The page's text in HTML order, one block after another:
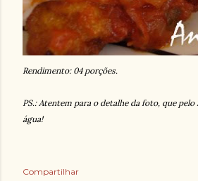
Rendimento: 04 porções.
PS.: Atentem para o detalhe da foto, que
água!
Compartilhar